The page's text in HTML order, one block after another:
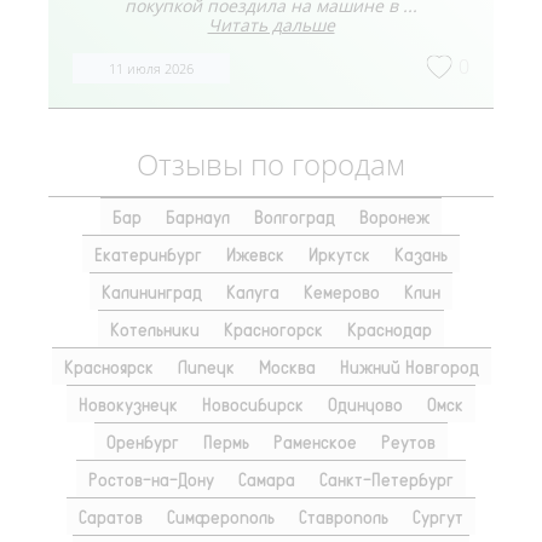
покупкой поездила на машине в ...
Читать дальше
11 июля 2026
Отзывы по городам
Бар Барнаул Волгоград
Воронеж
Екатеринбург
Ижевск Иркутск
Казань
Калининград
Калуга Кемерово
Клин
Котельники
Красногорск
Краснодар
Красноярск
Липецк Москва
Нижний Новгород
Новокузнецк
Новосибирск Одинцово
Омск
Оренбург
Пермь Раменское
Реутов
Ростов-на-Дону
Самара
Санкт-Петербург
Саратов
Симферополь Ставрополь
Сургут